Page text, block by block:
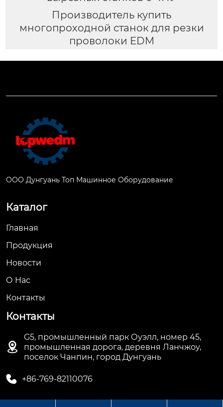
Производитель купить
многопроходной станок для резки
проволоки EDM
ООО Дунгуань Топ Машинное Оборудование
Каталог
Главная
Продукция
Новости
О Hас
Контакты
Контакты

G5, промышленный парк Оуэлл, номер 45,
промышленная дорога, деревня Ланчжоу,
поселок Чанпин, город Дунгуань
 +86-769-82110076